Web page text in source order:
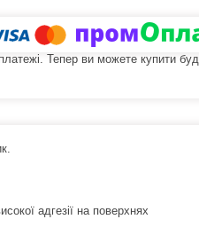
Тепер ви можете купити
адгезії на поверхнях